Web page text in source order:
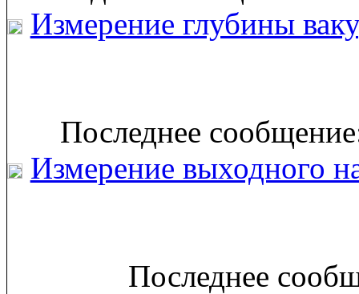
Измерение глубины
Последнее
Измерение выходного
Последнее